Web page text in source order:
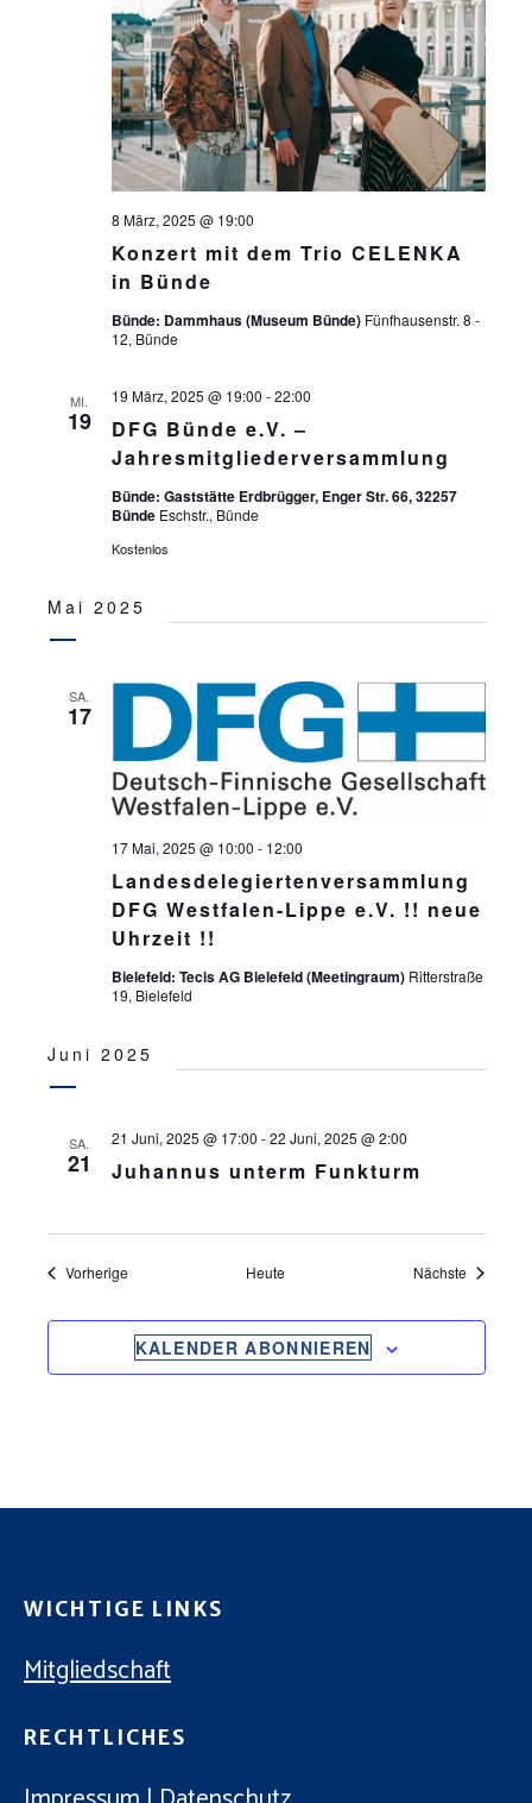
Konzert mit dem Trio CELENKA
in Bünde
8 März, 2025 @ 19:00
Bünde: Dammhaus (Museum Bünde) Fünfhausenstr. 8 -
12, Bünde
MI.
19
DFG Bünde e.V. –
Jahresmitgliederversammlung
19 März, 2025 @ 19:00 -22:00
Bünde: Gaststätte Erdbrügger, Enger Str. 66, 32257
Bünde Eschstr., Bünde
Kostenlos
Mai 2025
SA.
17
Landesdelegiertenversammlung
DFG Westfalen-Lippe e.V. !! neue
Uhrzeit !!
17 Mai, 2025 @ 10:00 - 12:00
Bielefeld: Tecis AG Bielefeld (Meetingraum) Ritterstraße
19, Bielefeld
Juni 2025
SA.
21 Juhannus unterm Funkturm
21 Juni, 2025 @ 17:00 -22 Juni, 2025 @ 2:00
VorherigeVeranstaltungen Heute Nächste
KALENDER ABONNIEREN
WICHTIGE LINKS
Mitgliedschaft
RECHTLICHES